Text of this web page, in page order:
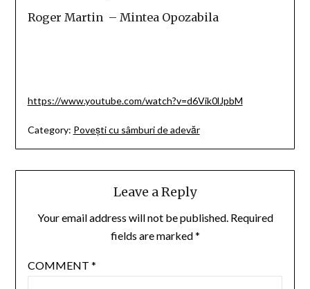
Roger Martin – Mintea Opozabila
https://www.youtube.com/watch?v=d6Vik0lJpbM
Category: Povești cu sâmburi de adevăr
Leave a Reply
Your email address will not be published. Required
fields are marked*
COMMENT *